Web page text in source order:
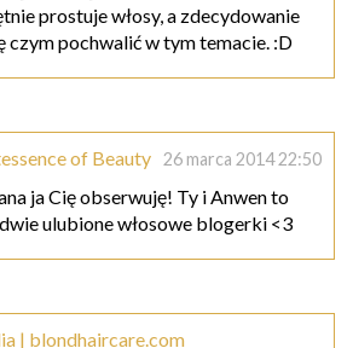
prostuje włosy, a zdecydowanie
czym pochwalić w tym temacie. :D
of Beauty 26 marca 2014 22:50
ja Cię obserwuję! Ty i Anwen to
ulubione włosowe blogerki <3
| blondhaircare.com